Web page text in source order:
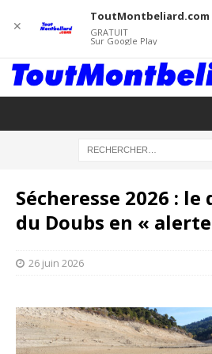
Sécheresse 2026 :
du Doubs en «
26 juin 2026
✕
ToutMontbeliard.com
GRATUIT
Sur Google Play